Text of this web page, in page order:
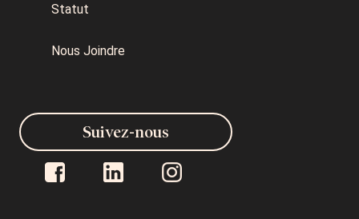
Statut
Nous Joindre
Suivez-nous